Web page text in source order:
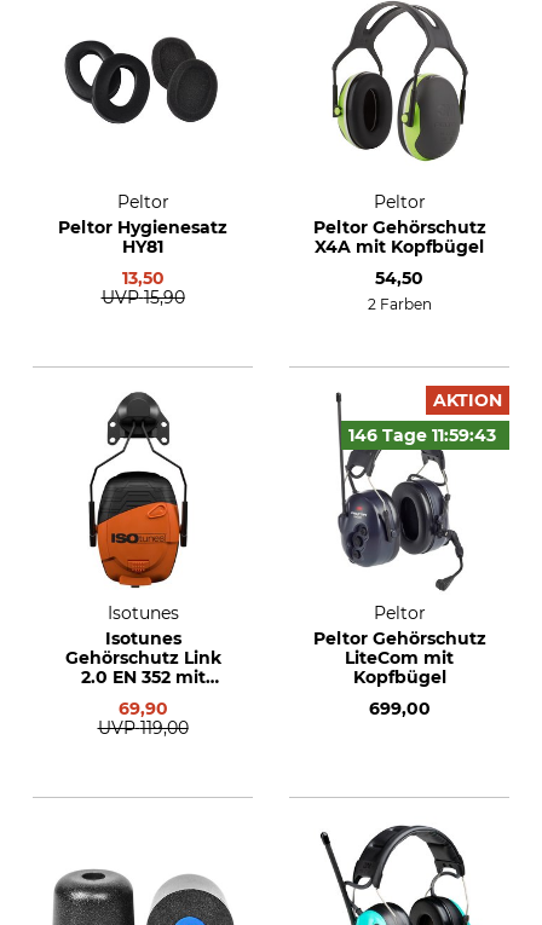
Peltor
Peltor Hygienesatz
HY81
13,50
UVP 15,90
Peltor
Peltor Gehörschutz
X4A mit Kopfbügel
54,50
2 Farben
Isotunes
Isotunes
Gehörschutz Link
2.0 EN 352 mit
69,90
UVP 119,00
AKTION
146 Tage 11:59:42
Peltor
Peltor Gehörschutz
LiteCom mit
Kopfbügel
699,00